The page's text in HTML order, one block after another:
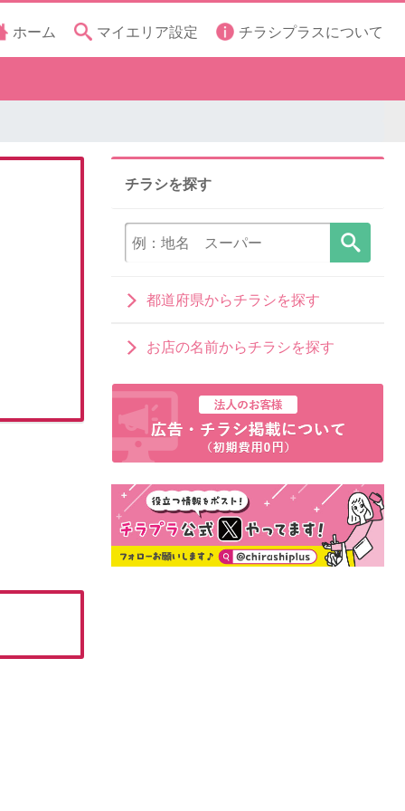
ホーム マイエリア設定 チラシプラスについて
チラシを探す
都道府県からチラシを探す
お店の名前からチラシを探す